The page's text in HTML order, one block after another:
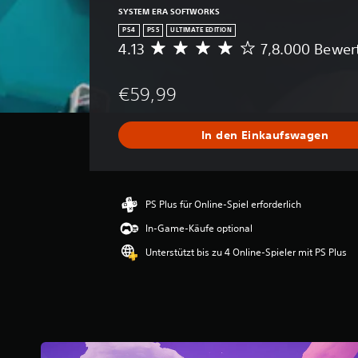
SYSTEM ERA SOFTWORKS
PS4 PS5 ULTIMATE EDITION
D
c
s
c
n
t
l
e
4.13 7,8.000
€59,99
In den Einkaufswagen
PS Plus für Online-Spiel erforderlich
In-Game-Käufe optional
Unterstützt bis zu 4 Online-Spieler mit PS Plus